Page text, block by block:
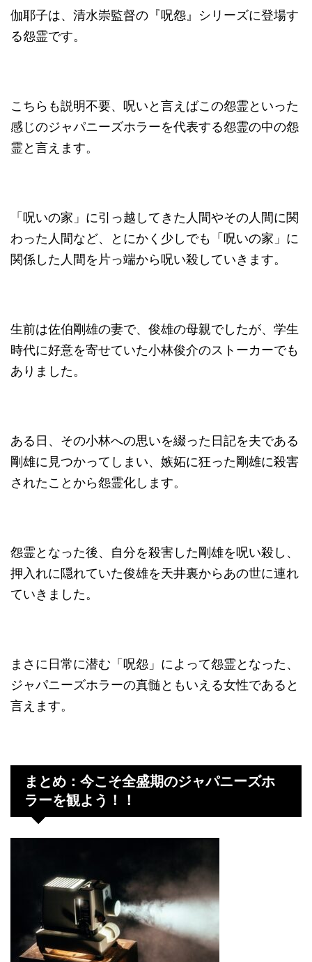
伽耶子は、清水崇監督の『呪怨』シリーズに登場す
る怨霊です。
こちらも説明不要、呪いと言えばこの怨霊といった
感じのジャパニーズホラーを代表する怨霊の中の怨
霊と言えます。
「呪いの家」に引っ越してきた人間やその人間に関
わった人間など、とにかく少しでも「呪いの家」に
関係した人間を片っ端から呪い殺していきます。
生前は佐伯剛雄の妻で、俊雄の母親でしたが、学生
時代に好意を寄せていた小林俊介のストーカーでも
ありました。
ある日、その小林への思いを綴った日記を夫である
剛雄に見つかってしまい、嫉妬に狂った剛雄に殺害
されたことから怨霊化します。
怨霊となった後、自分を殺害した剛雄を呪い殺し、
押入れに隠れていた俊雄を天井裏からあの世に連れ
ていきました。
まさに日常に潜む「呪怨」によって怨霊となった、
ジャパニーズホラーの真髄ともいえる女性であると
言えます。
まとめ：今こそ全盛期のジャパニーズホ
ラーを観よう！！